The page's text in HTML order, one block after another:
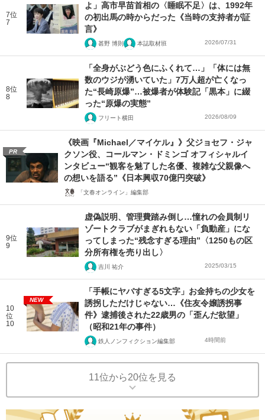
7位
7
よ」高市早苗首相の〈睡眠不足〉は、1992年
の初出馬の時からだった《当時の支持者が証
言》
甚野 博則 本誌取材班 2026/07/31
8位
8
「全身がぶどう色にふくれて…」「体には無
数のウジが湧いていた」7万人超が亡くなっ
た“長崎原爆”…被爆者が体験記「黒本」に綴
った“原爆の実態”
フリート横田 2026/08/09
PR
《映画『Michael／マイケル』》父ジョセフ・ジャ
クソン役、コールマン・ドミンゴ オフィシャルイ
ンタビュー“観客を魅了した名優、複雑な父親像へ
の想いを語る”《日本興収70億円突破》
「文春オンライン」編集部
9位
9
虚偽説明、管理費踏み倒し…憧れの会員制リ
ゾートクラブがまぎれもない「負動産」にな
ってしまった“残念すぎる理由”〈1250もの区
分所有権を売り出し〉
吉川 祐介 2025/03/15
10
位
10
NEW
「手帳にヤバすぎる5文字」お金持ちの少女を
誘拐しただけじゃない…《住友令嬢誘拐事
件》逮捕後された22歳男の「歪んだ欲望」
（昭和21年の事件）
鉄人ノンフィクション編集部 4時間前
11位から20位を見る